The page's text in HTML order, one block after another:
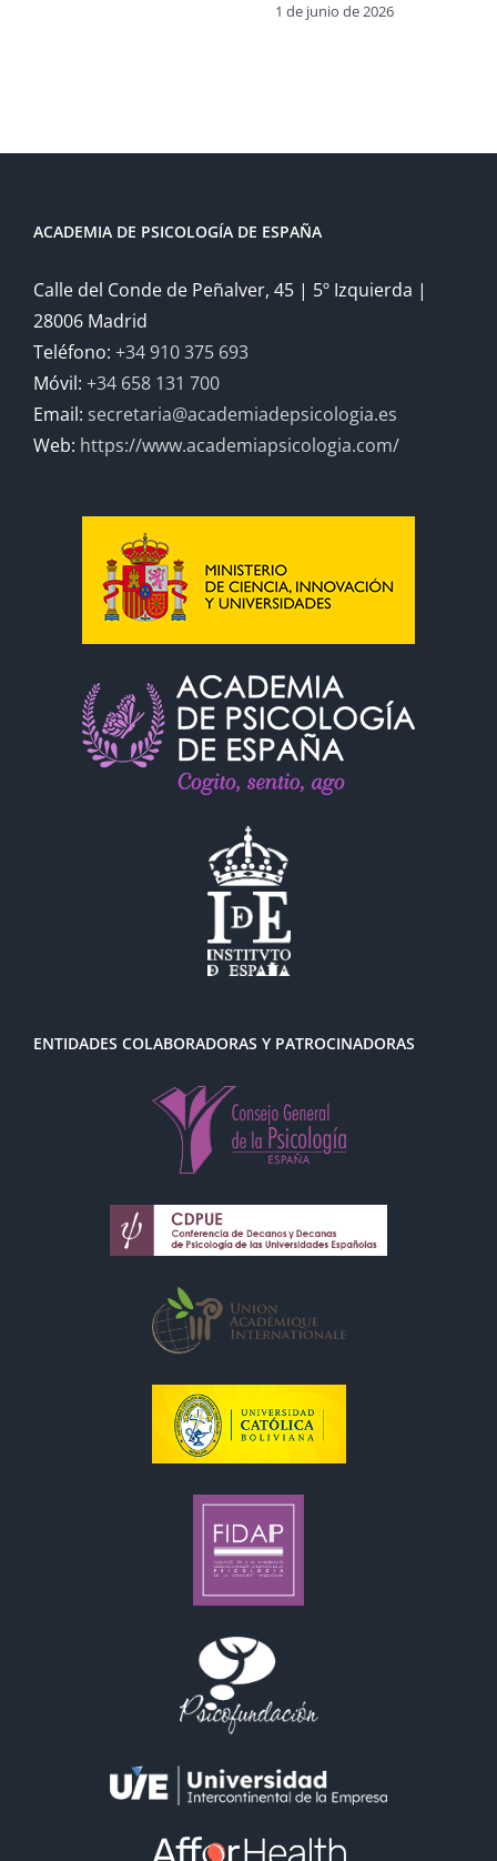
1 de junio de 2026
ACADEMIA DE PSICOLOGÍA DE ESPAÑA
Calle del Conde de Peñalver, 45 | 5º Izquierda |
28006 Madrid
Teléfono: +34 910 375 693
Móvil: +34 658 131 700
Email: secretaria@academiadepsicologia.es
Web: https://www.academiapsicologia.com/
ENTIDADES COLABORADORAS Y PATROCINADORAS